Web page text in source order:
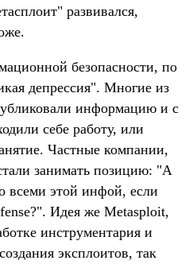
развивался,
безопасности, по
депрессия". Многие из
информацию и с
себе работу, или
Частные компании,
занимать позицию: "А
всеми этой инфой, если
Идея же Metasploit,
инструментария и
эксплоитов, так